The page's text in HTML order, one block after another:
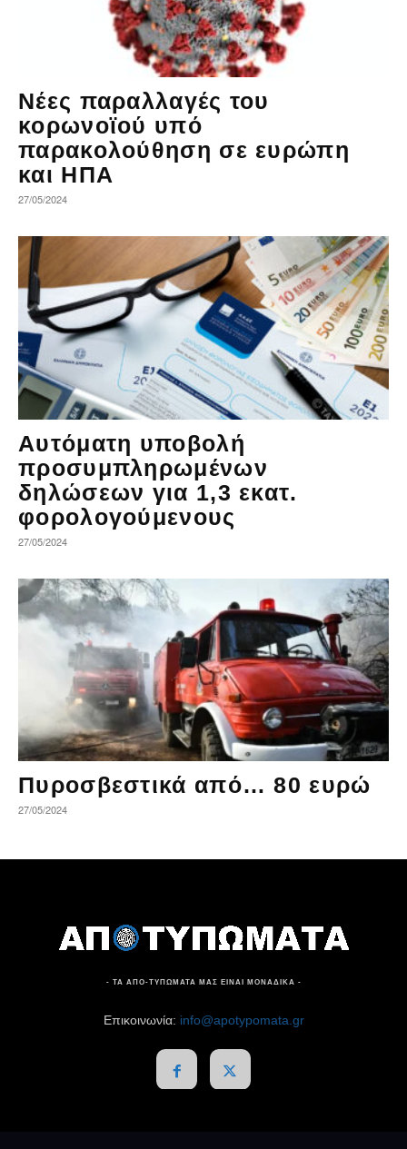
Νέες παραλλαγές του
κορωνοϊού υπό
παρακολούθηση σε ευρώπη
και ΗΠΑ
27/05/2024
Αυτόματη υποβολή
προσυμπληρωμένων
δηλώσεων για 1,3 εκατ.
φορολογούμενους
27/05/2024
Πυροσβεστικά από… 80 ευρώ
27/05/2024
- ΤΑ ΑΠΟ-ΤΥΠΩΜΑΤΑ ΜΑΣ ΕΙΝΑΙ ΜΟΝΑΔΙΚΑ -
Επικοινωνία: info@apotypomata.gr